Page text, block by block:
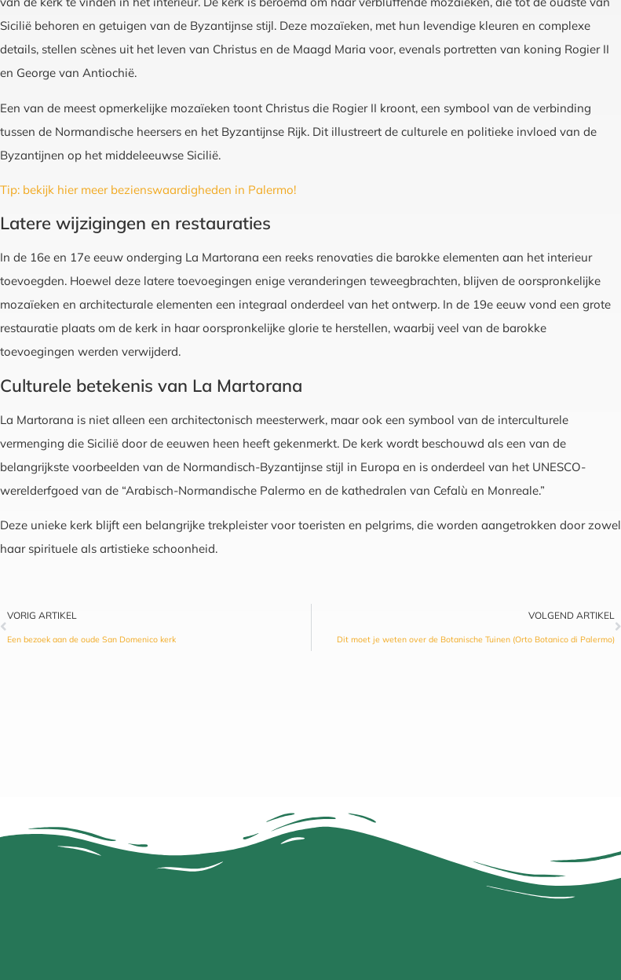
Sicilië behoren en getuigen van de Byzantijnse stijl. Deze mozaïeken, met hun levendige kleuren en complexe
details, stellen scènes uit het leven van Christus en de Maagd Maria voor, evenals portretten van koning Rogier II
en George van Antiochië.
Een van de meest opmerkelijke mozaïeken toont Christus die Rogier II kroont, een symbool van de verbinding
tussen de Normandische heersers en het Byzantijnse Rijk. Dit illustreert de culturele en politieke invloed van de
Byzantijnen op het middeleeuwse Sicilië.
Tip: bekijk hier meer bezienswaardigheden in Palermo!
Latere wijzigingen en restauraties
In de 16e en 17e eeuw onderging La Martorana een reeks renovaties die barokke elementen aan het interieur
toevoegden. Hoewel deze latere toevoegingen enige veranderingen teweegbrachten, blijven de oorspronkelijke
mozaïeken en architecturale elementen een integraal onderdeel van het ontwerp. In de 19e eeuw vond een grote
restauratie plaats om de kerk in haar oorspronkelijke glorie te herstellen, waarbij veel van de barokke
toevoegingen werden verwijderd.
Culturele betekenis van La Martorana
La Martorana is niet alleen een architectonisch meesterwerk, maar ook een symbool van de interculturele
vermenging die Sicilië door de eeuwen heen heeft gekenmerkt. De kerk wordt beschouwd als een van de
belangrijkste voorbeelden van de Normandisch-Byzantijnse stijl in Europa en is onderdeel van het UNESCO-
werelderfgoed van de “Arabisch-Normandische Palermo en de kathedralen van Cefalù en Monreale.”
Deze unieke kerk blijft een belangrijke trekpleister voor toeristen en pelgrims, die worden aangetrokken door zowel
haar spirituele als artistieke schoonheid.
VORIG ARTIKEL
Een bezoek aan de oude San Domenico kerk
VOLGEND ARTIKEL
Dit moet je weten over de Botanische Tuinen (Orto Botanico di Palermo)